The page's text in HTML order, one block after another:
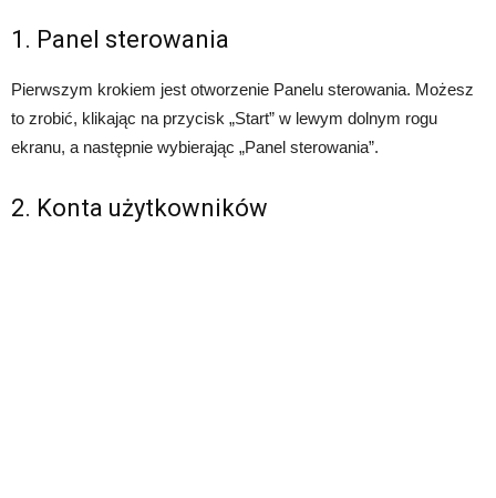
1. Panel sterowania
Pierwszym krokiem jest otworzenie Panelu sterowania. Możesz
to zrobić, klikając na przycisk „Start” w lewym dolnym rogu
ekranu, a następnie wybierając „Panel sterowania”.
2. Konta użytkowników